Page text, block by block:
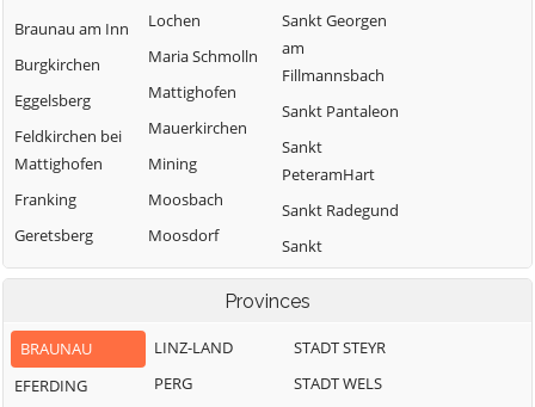
Braunau am Inn
Burgkirchen
Eggelsberg
Feldkirchen bei
Mattighofen
Franking
Geretsberg
Gilgenberg am
Haigermoos
Handenberg
Lochen
Maria Schmolln
Mattighofen
Mauerkirchen
Mining
Moosbach
Moosdorf
Munderfing
Neukirchen an
Sankt Georgen
am
Fillmannsbach
Sankt Pantaleon
Sankt
PeteramHart
Sankt Radegund
Sankt
VeitimInnkreis
SanktJohann am
Provinces
BRAUNAU
EFERDING
LINZ-LAND
PERG
STADT STEYR
STADT WELS